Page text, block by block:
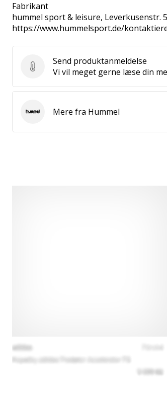
Fabrikant
hummel sport & leisure, Leverkusenstr.
https://www.hummelsport.de/
Send produktanmeldelse
Send produktanmeldelse
Vi vil meget gerne læse din
HummelMere fra Hummel